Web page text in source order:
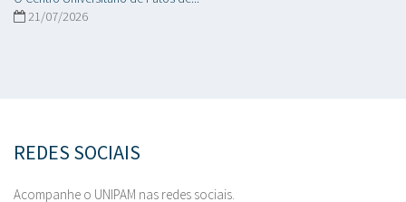
21/07/2026
REDES SOCIAIS
Acompanhe o UNIPAM nas redes sociais.